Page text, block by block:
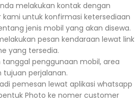
melakukan kontak dengan
untuk konfirmasi ketersediaan
jenis mobil yang akan disewa.
pesan kendaraan lewat link
yang tersedia.
tanggal penggunaan mobil, area
perjalanan.
pemesan lewat aplikasi whatsapp
Photo ke nomer customer